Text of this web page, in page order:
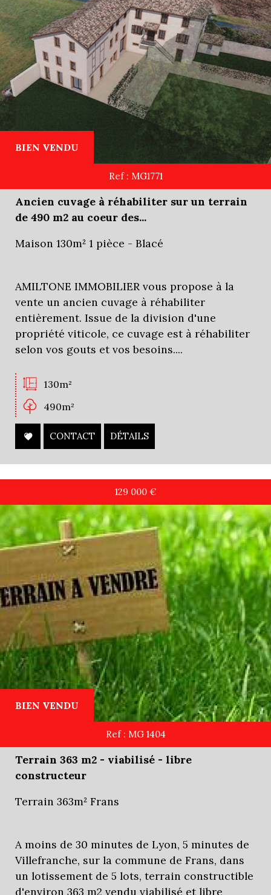
BIEN VENDU
Ref : MG1771
Ancien cuvage à réhabiliter sur un terrain
de 490 m2 au coeur des...
Maison 130m² 1 pièce - Blacé
AMILTONE IMMOBILIER vous propose à la
vente un ancien cuvage à réhabiliter
entièrement. Issue de la division d'une
propriété viticole, ce cuvage est à réhabiliter
selon vos gouts et vos besoins....
130m²
490m²
CONTACT DÉTAILS
BIEN VENDU
129 000 €
Ref : MG 1404
Terrain 363 m2 - viabilisé - libre
constructeur
Terrain 363m² Frans
A moins de 30 minutes de Lyon, 5 minutes de
Villefranche, sur la commune de Frans, dans
un lotissement de 5 lots, terrain constructible
d'environ 363 m2 vendu viabilisé et libre